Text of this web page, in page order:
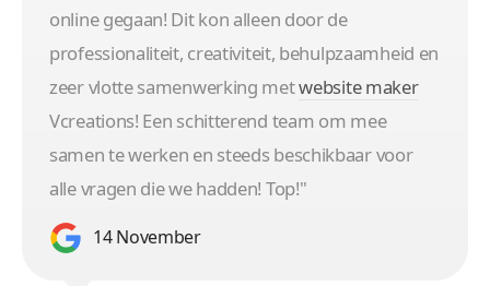
online gegaan! Dit kon alleen door de
professionaliteit, creativiteit, behulpzaamheid en
zeer vlotte samenwerking metwebsite maker
Vcreations! Een schitterend team om mee
samen te werken en steeds beschikbaar voor
alle vragen die we hadden! Top!"
14 November